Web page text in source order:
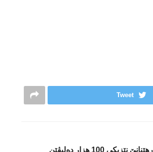
Tweet
پرۆژێن وه‌به‌رهێنانێ نێزیكی 100 هزار ده‌لیڤێن